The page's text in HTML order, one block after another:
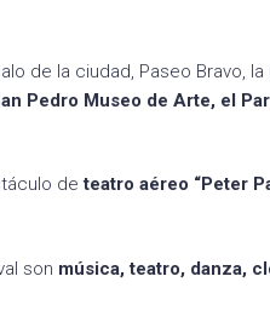
de la ciudad, Paseo Bravo, la
Pedro Museo de Arte, el
deteatro aéreo “Peter
son música, teatro, danza,